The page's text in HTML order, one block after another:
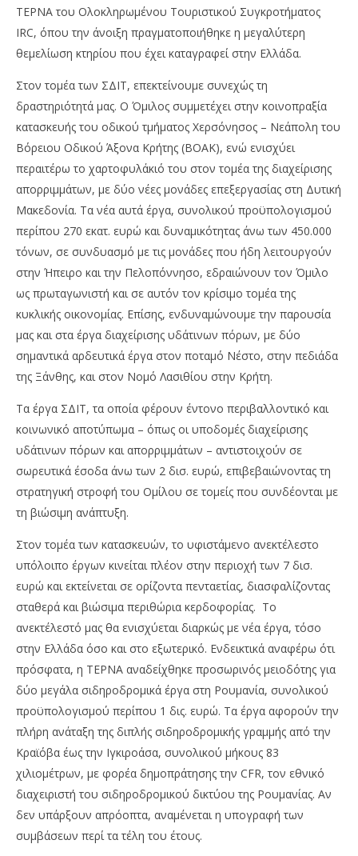
ΤΕΡΝΑ του Ολοκληρωμένου Τουριστικού Συγκροτήματος
IRC, όπου την άνοιξη πραγματοποιήθηκε η μεγαλύτερη
θεμελίωση κτηρίου που έχει καταγραφεί στην Ελλάδα.
Στον τομέα των ΣΔΙΤ, επεκτείνουμε συνεχώς τη
δραστηριότητά μας. Ο Όμιλος συμμετέχει στην κοινοπραξία
κατασκευής του οδικού τμήματος Χερσόνησος – Νεάπολη του
Βόρειου Οδικού Άξονα Κρήτης (ΒΟΑΚ), ενώ ενισχύει
περαιτέρω το χαρτοφυλάκιό του στον τομέα της διαχείρισης
απορριμμάτων, με δύο νέες μονάδες επεξεργασίας στη Δυτική
Μακεδονία. Τα νέα αυτά έργα, συνολικού προϋπολογισμού
περίπου 270 εκατ. ευρώ και δυναμικότητας άνω των 450.000
τόνων, σε συνδυασμό με τις μονάδες που ήδη λειτουργούν
στην Ήπειρο και την Πελοπόννησο, εδραιώνουν τον Όμιλο
ως πρωταγωνιστή και σε αυτόν τον κρίσιμο τομέα της
κυκλικής οικονομίας. Επίσης, ενδυναμώνουμε την παρουσία
μας και στα έργα διαχείρισης υδάτινων πόρων, με δύο
σημαντικά αρδευτικά έργα στον ποταμό Νέστο, στην πεδιάδα
της Ξάνθης, και στον Νομό Λασιθίου στην Κρήτη.
Τα έργα ΣΔΙΤ, τα οποία φέρουν έντονο περιβαλλοντικό και
κοινωνικό αποτύπωμα – όπως οι υποδομές διαχείρισης
υδάτινων πόρων και απορριμμάτων – αντιστοιχούν σε
σωρευτικά έσοδα άνω των 2 δισ. ευρώ, επιβεβαιώνοντας τη
στρατηγική στροφή του Ομίλου σε τομείς που συνδέονται με
τη βιώσιμη ανάπτυξη.
Στον τομέα των κατασκευών, το υφιστάμενο ανεκτέλεστο
υπόλοιπο έργων κινείται πλέον στην περιοχή των 7 δισ.
ευρώ και εκτείνεται σε ορίζοντα πενταετίας, διασφαλίζοντας
σταθερά και βιώσιμα περιθώρια κερδοφορίας. Το
ανεκτέλεστό μας θα ενισχύεται διαρκώς με νέα έργα, τόσο
στην Ελλάδα όσο και στο εξωτερικό. Ενδεικτικά αναφέρω ότι
πρόσφατα, η ΤΕΡΝΑ αναδείχθηκε προσωρινός μειοδότης για
δύο μεγάλα σιδηροδρομικά έργα στη Ρουμανία, συνολικού
προϋπολογισμού περίπου 1 δις. ευρώ. Τα έργα αφορούν την
πλήρη ανάταξη της διπλής σιδηροδρομικής γραμμής από την
Κραϊόβα έως την Ιγκιροάσα, συνολικού μήκους 83
χιλιομέτρων, με φορέα δημοπράτησης την CFR, τον εθνικό
διαχειριστή του σιδηροδρομικού δικτύου της Ρουμανίας. Αν
δεν υπάρξουν απρόοπτα, αναμένεται η υπογραφή των
συμβάσεων περί τα τέλη του έτους.